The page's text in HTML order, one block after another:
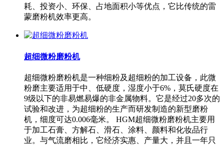
耗、投资小、环保、占地面积小等优点，它比传统的雷
蒙磨粉机效率更高。
超细微粉磨粉机
超细微粉磨粉机是一种细粉及超细粉的加工设备，此微
粉磨主要适用于中、低硬度，湿度小于6%，莫氏硬度在
9级以下的非易燃易爆的非金属物料。它是经过20多次的
试验和改进，为超细粉的生产而研发制造的新型磨粉
机，细度可达0.006毫米。 HGM超细微粉磨粉机主要用
于加工石膏、方解石、滑石、涂料、颜料和化妆品行
业。与气流磨相比，它经济实惠、产量大，并且一年只